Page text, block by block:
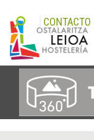
CONTACTO